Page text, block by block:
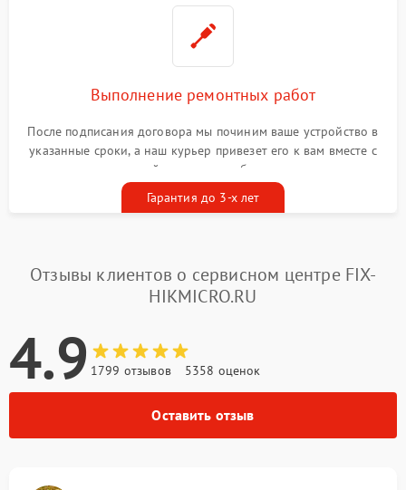
Выполнение ремонтных работ
После подписания договора мы починим ваше устройство в
указанные сроки, а наш курьер привезет его к вам вместе с
гарантийным талоном бесплатно
Гарантия до 3-х лет
Отзывы клиентов о сервисном центре FIX-
HIKMICRO.RU
4.9 1799 отзывов 5358 оценок
Оставить отзыв